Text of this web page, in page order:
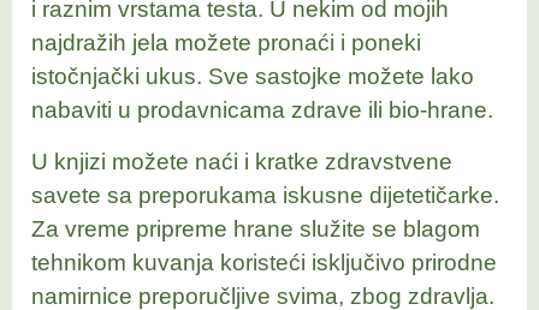
i raznim vrstama testa. U nekim od mojih
najdražih jela možete pronaći i poneki
istočnjački ukus. Sve sastojke možete lako
nabaviti u prodavnicama zdrave ili bio-hrane.
U knjizi možete naći i kratke zdravstvene
savete sa preporukama iskusne dijetetičarke.
Za vreme pripreme hrane služite se blagom
tehnikom kuvanja koristeći isključivo prirodne
namirnice preporučljive svima, zbog zdravlja.